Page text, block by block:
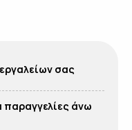
σας
παραγγελίες άνω